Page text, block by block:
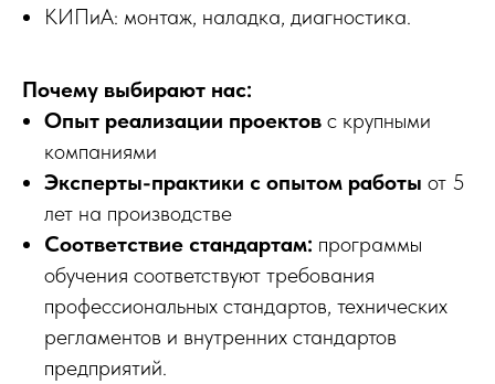
КИПиА: монтаж, наладка, диагностика.
Почему выбирают нас:
Опыт реализации проектов с крупными
компаниями
Эксперты-практики с опытом работы от 5
лет на производстве
Соответствие стандартам: программы
обучения соответствуют требования
профессиональных стандартов, технических
регламентов и внутренних стандартов
предприятий.